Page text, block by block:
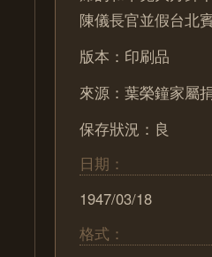
陳儀長官並假台北
版本：印刷品
來源：葉榮鐘家屬
保存狀況：良
日期：
1947/03/18
格式：